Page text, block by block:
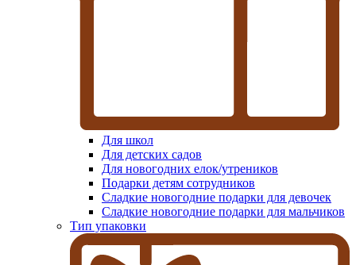
Для школ
Для детских садов
Для новогодних елок/утреников
Подарки детям сотрудников
Сладкие новогодние подарки для девочек
Сладкие новогодние подарки для мальчиков
Тип упаковки